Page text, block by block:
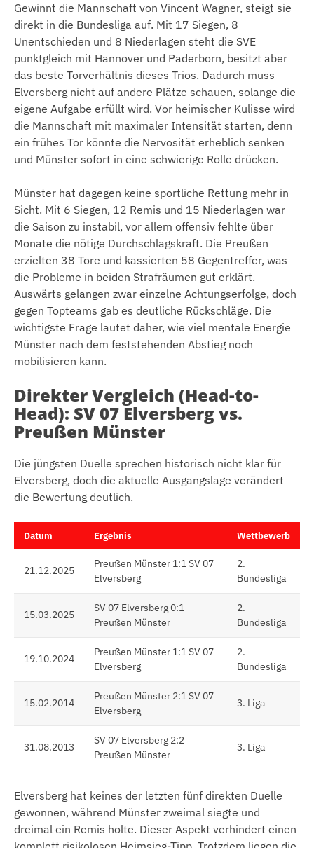
Gewinnt die Mannschaft von Vincent Wagner, steigt sie
direkt in die Bundesliga auf. Mit 17 Siegen, 8
Unentschieden und 8 Niederlagen steht die SVE
punktgleich mit Hannover und Paderborn, besitzt aber
das beste Torverhältnis dieses Trios. Dadurch muss
Elversberg nicht auf andere Plätze schauen, solange die
eigene Aufgabe erfüllt wird. Vor heimischer Kulisse wird
die Mannschaft mit maximaler Intensität starten, denn
ein frühes Tor könnte die Nervosität erheblich senken
und Münster sofort in eine schwierige Rolle drücken.
Münster hat dagegen keine sportliche Rettung mehr in
Sicht. Mit 6 Siegen, 12 Remis und 15 Niederlagen war
die Saison zu instabil, vor allem offensiv fehlte über
Monate die nötige Durchschlagskraft. Die Preußen
erzielten 38 Tore und kassierten 58 Gegentreffer, was
die Probleme in beiden Strafräumen gut erklärt.
Auswärts gelangen zwar einzelne Achtungserfolge, doch
gegen Topteams gab es deutliche Rückschläge. Die
wichtigste Frage lautet daher, wie viel mentale Energie
Münster nach dem feststehenden Abstieg noch
mobilisieren kann.
Direkter Vergleich (Head-to-
Head): SV 07 Elversberg vs.
Preußen Münster
Die jüngsten Duelle sprechen historisch nicht klar für
Elversberg, doch die aktuelle Ausgangslage verändert
die Bewertung deutlich.
Datum Ergebnis Wettbewerb
21.12.2025
Preußen Münster 1:1 SV 07
Elversberg
2.
Bundesliga
15.03.2025
SV 07 Elversberg 0:1
Preußen Münster
2.
Bundesliga
19.10.2024
Preußen Münster 1:1 SV 07
Elversberg
2.
Bundesliga
15.02.2014
Preußen Münster 2:1 SV 07
Elversberg
3. Liga
31.08.2013
SV 07 Elversberg 2:2
Preußen Münster
3. Liga
Elversberg hat keines der letzten fünf direkten Duelle
gewonnen, während Münster zweimal siegte und
dreimal ein Remis holte. Dieser Aspekt verhindert einen